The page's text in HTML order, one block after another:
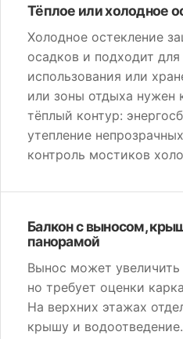
Тёплое или холодное
Холодное остекление
осадков и подходит для
использования или
или зоны отдыха нужен
тёплый контур:
утепление
контроль мостиков
Балкон с выносом,
панорамой
Вынос может
но требует оценки
На верхних этажах
крышу и